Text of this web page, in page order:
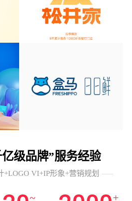
级品牌”服务经验
+LOGO VI+IP形象+营销规划
~ +